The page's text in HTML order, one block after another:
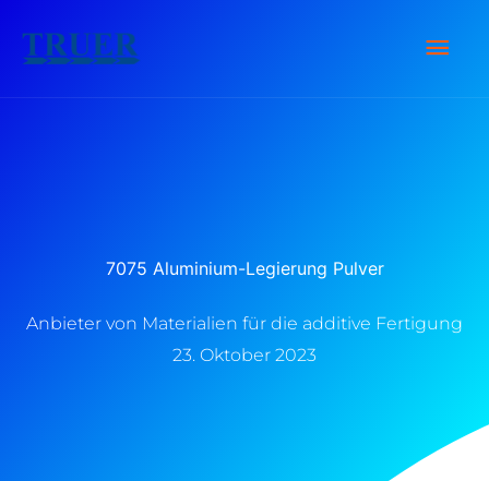
Inhalt
7075 Aluminium-Legierung Pulver
Anbieter von Materialien für die additive Fertigung
23. Oktober 2023